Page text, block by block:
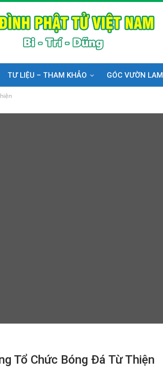
TƯ LIỆU – THAM KHẢO GÓC VƯỜN LAM
Tổ Chức Bóng Đá Từ Thiện